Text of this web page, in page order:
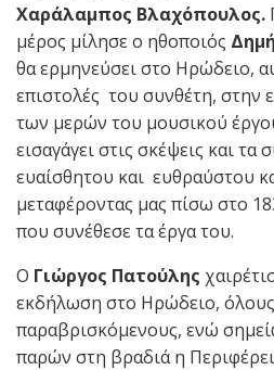
Χαράλαμπος Βλαχόπουλος.
μέρος μίλησε ο ηθοποιός
θα ερμηνεύσει στο Ηρώδειο,
επιστολές του συνθέτη, στην
των μερών του μουσικού
εισαγάγει στις σκέψεις και
ευαίσθητου και ευθραύστου
μεταφέροντας μας πίσω στο
που συνέθεσε τα έργα του.
Ο Γιώργος Πατούλης
εκδήλωση στο Ηρώδειο,
παραβρισκόμενους, ενώ
παρών στη βραδιά η